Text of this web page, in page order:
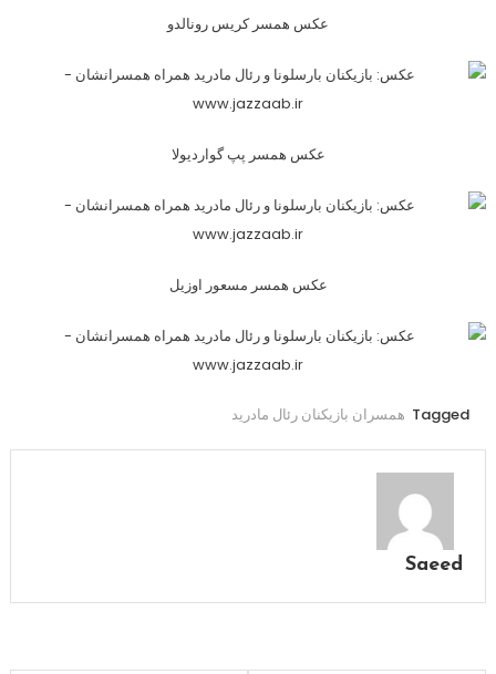
عکس همسر کریس رونالدو
عکس همسر پپ گواردیولا
عکس همسر مسعور اوزیل
Tagged همسران بازیکنان رئال مادرید
Saeed